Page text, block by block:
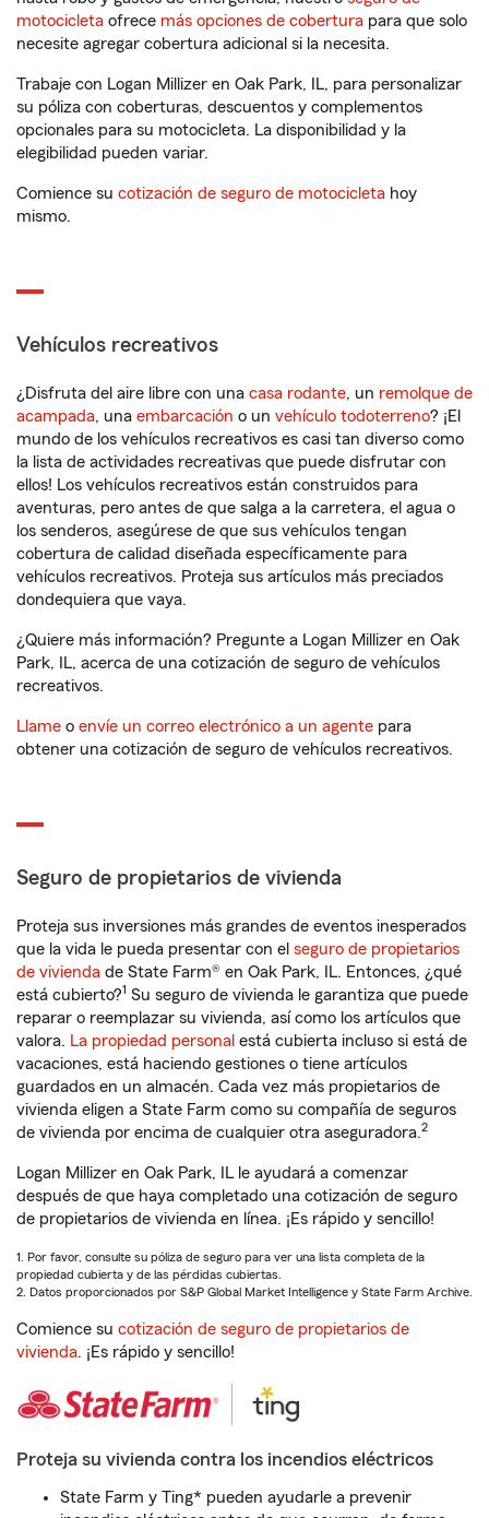
motocicleta ofrece más opciones de cobertura para que solo
necesite agregar cobertura adicional si la necesita.
Trabaje con Logan Millizer en Oak Park, IL, para personalizar
su póliza con coberturas, descuentos y complementos
opcionales para su motocicleta. La disponibilidad y la
elegibilidad pueden variar.
Comience su cotización de seguro de motocicleta hoy
mismo.
Vehículos recreativos
¿Disfruta del aire libre con una casa rodante, un remolque de
acampada, una embarcación o un vehículo todoterreno? ¡El
mundo de los vehículos recreativos es casi tan diverso como
la lista de actividades recreativas que puede disfrutar con
ellos! Los vehículos recreativos están construidos para
aventuras, pero antes de que salga a la carretera, el agua o
los senderos, asegúrese de que sus vehículos tengan
cobertura de calidad diseñada específicamente para
vehículos recreativos. Proteja sus artículos más preciados
dondequiera que vaya.
¿Quiere más información? Pregunte a Logan Millizer en Oak
Park, IL, acerca de una cotización de seguro de vehículos
recreativos.
Llame o envíe un correo electrónico a un agente para
obtener una cotización de seguro de vehículos recreativos.
Seguro de propietarios de vivienda
Proteja sus inversiones más grandes de eventos inesperados
que la vida le pueda presentar con el seguro de propietarios
de vivienda de State Farm® en Oak Park, IL. Entonces, ¿qué
está cubierto?1 Su seguro de vivienda le garantiza que puede
reparar o reemplazar su vivienda, así como los artículos que
valora. La propiedad personal está cubierta incluso si está de
vacaciones, está haciendo gestiones o tiene artículos
guardados en un almacén. Cada vez más propietarios de
vivienda eligen a State Farm como su compañía de seguros
de vivienda por encima de cualquier otra aseguradora.2
Logan Millizer en Oak Park, IL le ayudará a comenzar
después de que haya completado una cotización de seguro
de propietarios de vivienda en línea. ¡Es rápido y sencillo!
1. Por favor, consulte su póliza de seguro para ver una lista completa de la
propiedad cubierta y de las pérdidas cubiertas.
2. Datos proporcionados por S&P Global Market Intelligence y State Farm Archive.
Comience su cotización de seguro de propietarios de
vivienda. ¡Es rápido y sencillo!
Proteja su vivienda contra los incendios eléctricos
State Farm y Ting* pueden ayudarle a prevenir